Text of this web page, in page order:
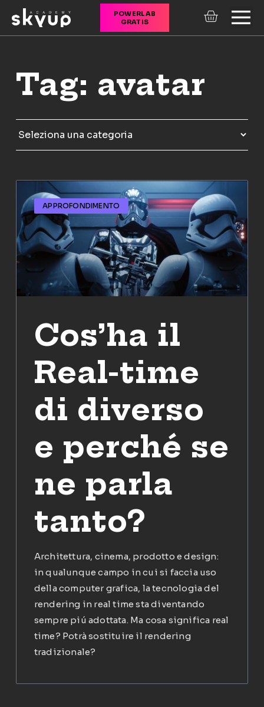
POWERLAB
GRATIS
Tag: avatar
APPROFONDIMENTO
Cos’ha il
Real-time
di diverso
e perché se
ne parla
tanto?
Architettura, cinema, prodotto e design:
in qualunque campo in cui si faccia uso
della computer grafica, la tecnologia del
rendering in real time sta diventando
sempre piú adottata. Ma cosa significa real
time? Potrà sostituire il rendering
tradizionale?